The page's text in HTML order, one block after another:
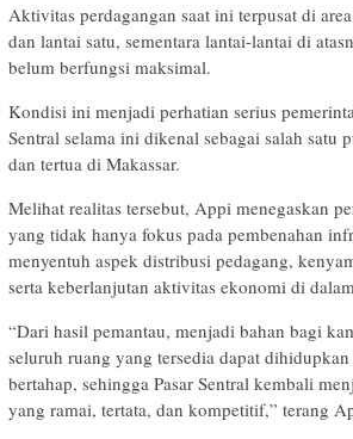
Aktivitas perdagangan saat ini terpusat di
dan lantai satu, sementara lantai-lantai di
belum berfungsi maksimal.
Kondisi ini menjadi perhatian serius
Sentral selama ini dikenal sebagai salah satu
dan tertua di Makassar.
Melihat realitas tersebut, Appi menegaskan
yang tidak hanya fokus pada pembenahan
menyentuh aspek distribusi pedagang,
serta keberlanjutan aktivitas ekonomi di
“Dari hasil pemantau, menjadi bahan bagi
seluruh ruang yang tersedia dapat
bertahap, sehingga Pasar Sentral kembali
yang ramai, tertata, dan kompetitif,” terang